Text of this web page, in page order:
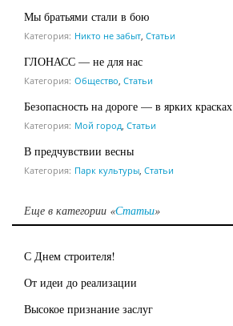
Мы братьями стали в бою
Категория: Никто не забыт Статьи
ГЛОНАСС — не для нас
Категория: Общество Статьи
Безопасность на дороге — в ярких красках
Категория: Мой город Статьи
В предчувствии весны
Категория: Парк культуры Статьи
Еще в категории «Статьи»
С Днем строителя!
От идеи до реализации
Высокое признание заслуг